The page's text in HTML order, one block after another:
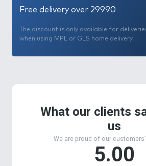
Free delivery over 29990
The discount is only available for
when using MPL or GLS home delivery.